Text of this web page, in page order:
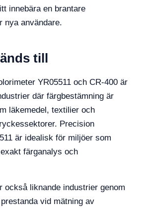
innebära en brantare
nya användare.
till
YR05511 och CR-400 är
där färgbestämning är
läkemedel, textilier och
Precision
är idealisk för miljöer som
färganalys och
också liknande industrier genom
vid mätning av